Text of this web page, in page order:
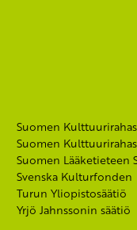
Suomen
Suomen
Suomen Lääketieteen
Svenska Kulturfonden
Turun Yliopistosäätiö
Yrjö Jahnssonin säätiö